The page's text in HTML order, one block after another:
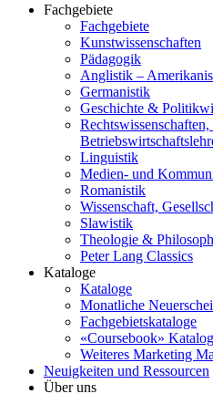
Fachgebiete
Fachgebiete
Kunstwissenschaften
Pädagogik
Anglistik –
Germanistik
Geschichte &
Linguistik
Medien- und
Romanistik
Wissenschaft,
Slawistik
Theologie &
Peter Lang Classics
Kataloge
Kataloge
Monatliche
Fachgebietskataloge
«Coursebook»
Weiteres Marketing
Neuigkeiten und Ressourcen
Über uns